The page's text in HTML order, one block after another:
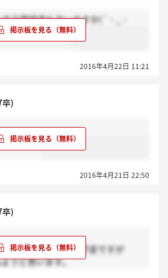
で電話来た方いますか(´・_・
めなのかな～。
2016年4月22日 11:21
卒)
_＾）？
2016年4月21日 22:50
卒)
祈りなのかなぁと不安ですが
うと思います。